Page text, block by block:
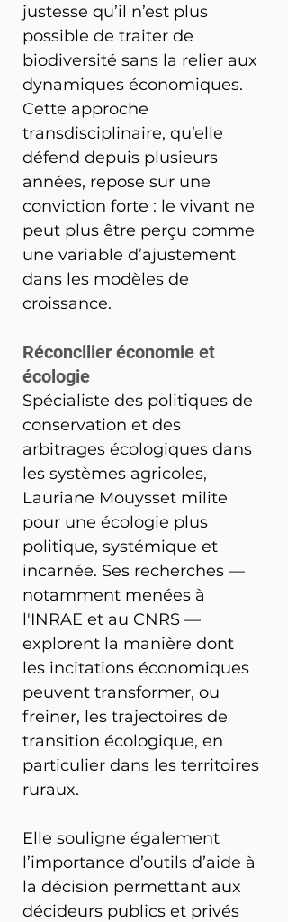
justesse qu’il n’est plus
possible de traiter de
biodiversité sans la relier aux
dynamiques économiques.
Cette approche
transdisciplinaire, qu’elle
défend depuis plusieurs
années, repose sur une
conviction forte : le vivant ne
peut plus être perçu comme
une variable d’ajustement
dans les modèles de
croissance.
Réconcilier économie et
écologie
Spécialiste des politiques de
conservation et des
arbitrages écologiques dans
les systèmes agricoles,
Lauriane Mouysset milite
pour une écologie plus
politique, systémique et
incarnée. Ses recherches —
notamment menées à
l'INRAE et au CNRS —
explorent la manière dont
les incitations économiques
peuvent transformer, ou
freiner, les trajectoires de
transition écologique, en
particulier dans les territoires
ruraux.
Elle souligne également
l’importance d’outils d’aide à
la décision permettant aux
décideurs publics et privés